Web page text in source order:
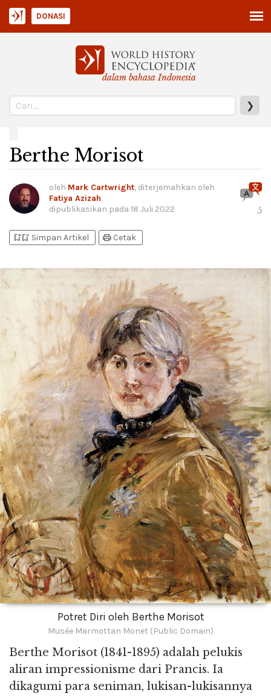
dalam bahasa Indonesia
❯
DONASI
Berthe Morisot
oleh Mark Cartwright, diterjemahkan oleh
Fatiya Azizah
dipublikasikan pada 18 Juli 2022 5
bookmark_addbookmark_added Simpan Artikel print Cetak
Potret Diri oleh Berthe Morisot
Musée Marmottan Monet (Public Domain)
Berthe Morisot (1841-1895) adalah pelukis
aliran impressionisme dari Prancis. Ia
dikagumi para seniman, lukisan-lukisannya